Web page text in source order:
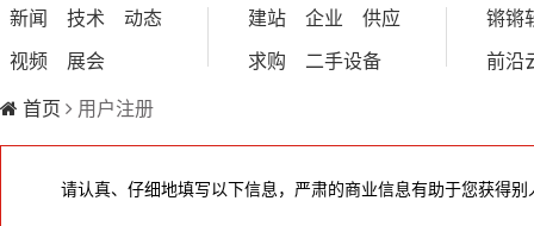
新闻 技术
动态
视频
展会
建站 企业
供应
求购
二手设备
锵锵
前沿
首页
用户注册
请认真、仔细地填写以下信息，严肃的商业信息有助于您获得